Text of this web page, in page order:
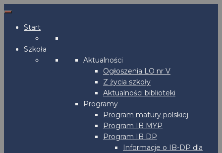
Start
Szkoła
Aktualności
Ogłoszenia LO nr V
Z życia szkoły
Aktualności biblioteki
Programy
Program matury polskiej
Program IB MYP
Program IB DP
Informacje o IB-DP dla